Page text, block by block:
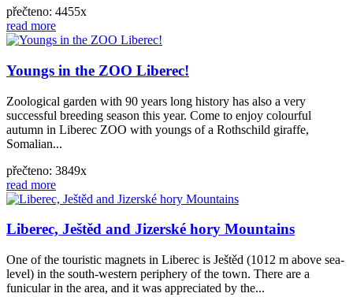
přečteno: 4455x
read more
Youngs in the ZOO Liberec!
Zoological garden with 90 years long history has also a very
successful breeding season this year. Come to enjoy colourful
autumn in Liberec ZOO with youngs of a Rothschild giraffe,
Somalian...
přečteno: 3849x
read more
Liberec, Ještěd and Jizerské hory Mountains
One of the touristic magnets in Liberec is Ještěd (1012 m above sea-
level) in the south-western periphery of the town. There are a
funicular in the area, and it was appreciated by the...